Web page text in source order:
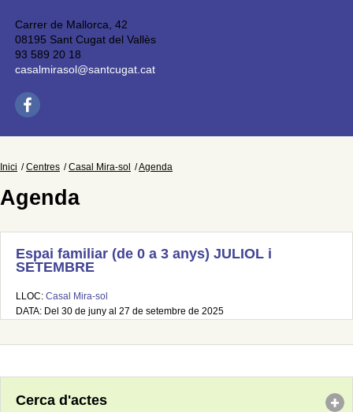
Carrer de Mallorca, 42
08195 Sant Cugat del Vallès
93 589 20 18
casalmirasol@santcugat.cat
Inici Centres Casal Mira-sol Agenda
Agenda
Espai familiar (de 0 a 3 anys) JULIOL i
SETEMBRE
LLOC: Casal Mira-sol
DATA: Del 30 de juny al 27 de setembre de 2025
Cerca d'actes